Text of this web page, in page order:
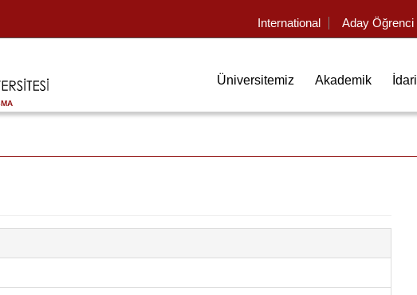
International Aday Öğrenci
Üniversitemiz Akademik İdari